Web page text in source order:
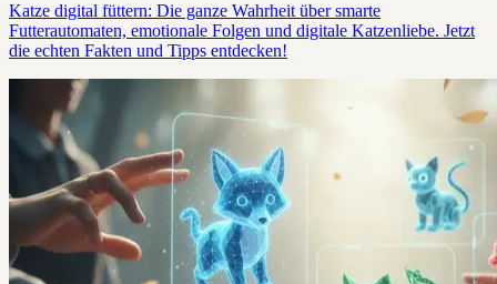
Katze digital füttern: Die ganze Wahrheit über smarte
Futterautomaten, emotionale Folgen und digitale Katzenliebe. Jetzt
die echten Fakten und Tipps entdecken!